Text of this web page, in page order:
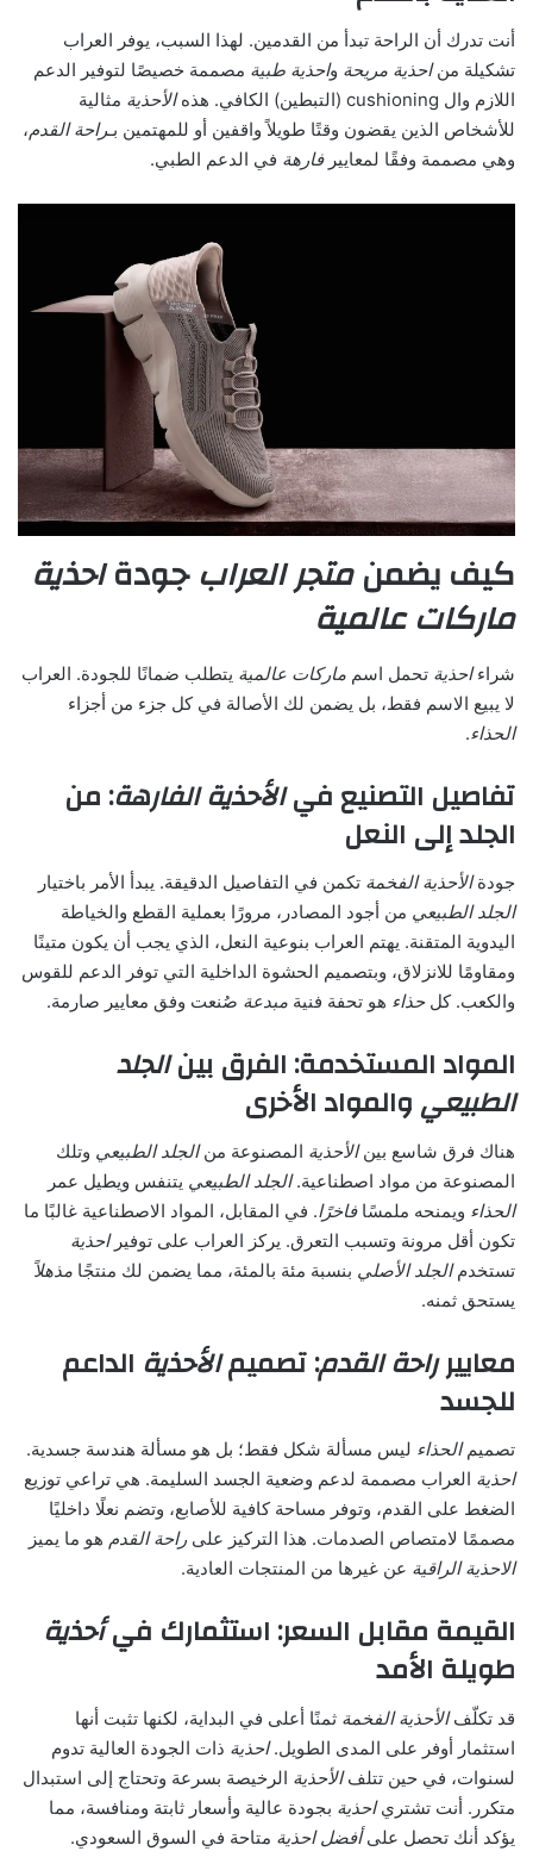
أنت تدرك أن الراحة تبدأ من القدمين. لهذا السبب، يوفر العراب
تشكيلة مناحذية مريحة واحذية طبية مصممة خصيصًا لتوفير الدعم
اللازم وال cushioning (التبطين) الكافي. هذه
الأحذية مثالية
للأشخاص الذين يقضون وقتًا طويلاً واقفين أو للمهتمين بـراحة القدم،
وهي مصممة وفقًا لمعاييرفارهة في الدعم الطبي.
كيف يضمنمتجر العرابجودةاحذية
ماركات عالمية
شراءاحذية تحمل اسم ماركات عالمية يتطلب ضمانًا للجودة. العراب
لا يبيع الاسم فقط، بل يضمن لك الأصالة في كل جزء من أجزاء
الحذاء.
تفاصيل التصنيع فيالأحذية الفارهة: من
الجلد إلى النعل
جودةالأحذية الفخمة تكمن في التفاصيل الدقيقة. يبدأ الأمر باختيار
الجلد الطبيعي من أجود المصادر، مرورًا بعملية القطع والخياطة
اليدوية المتقنة. يهتم العراب بنوعية النعل، الذي يجب أن يكون متينًا
ومقاومًا للانزلاق، وبتصميم الحشوة الداخلية التي توفر الدعم للقوس
والكعب. كلحذاء هو تحفة فنية مبدعة صُنعت وفق معايير صارمة.
المواد المستخدمة: الفرق بينالجلد
الطبيعيوالمواد الأخرى
هناك فرق شاسع بينالأحذية المصنوعة منالجلد الطبيعي وتلك
المصنوعة من مواد اصطناعية.الجلد الطبيعي يتنفس ويطيل عمر
الحذاء ويمنحه ملمسًافاخرًا. في المقابل، المواد الاصطناعية غالبًا ما
تكون أقل مرونة وتسبب التعرق. يركز العراب على توفيراحذية
تستخدمالجلد الأصلي بنسبة مئة بالمئة، مما يضمن لك منتجًا مذهلاً
يستحق ثمنه.
معاييرراحة القدم: تصميمالأحذية الداعم
للجسد
تصميمالحذاء ليس مسألة شكل فقط؛ بل هو مسألة هندسة جسدية.
احذية العراب مصممة لدعم وضعية الجسد السليمة. هي تراعي توزيع
الضغط على القدم، وتوفر مساحة كافية للأصابع، وتضم نعلًا داخليًا
مصممًا لامتصاص الصدمات. هذا التركيز على راحة القدم هو ما يميز
الاحذية الراقية عن غيرها من المنتجات العادية.
القيمة مقابل السعر: استثمارك فيأحذية
طويلة الأمد
قد تكلّفالأحذية الفخمة ثمنًا أعلى في البداية، لكنها تثبت أنها
استثمار أوفر على المدى الطويل.احذية ذات الجودة العالية تدوم
لسنوات، في حين تتلفالأحذية الرخيصة بسرعة وتحتاج إلى استبدال
متكرر. أنت تشترياحذية بجودة عالية وأسعار ثابتة ومنافسة، مما
يؤكد أنك تحصل علىأفضل احذية متاحة في السوق السعودي.